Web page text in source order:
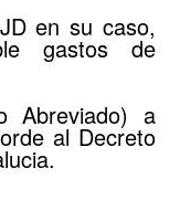
en su caso,
gastos de
Abreviado) a
al Decreto